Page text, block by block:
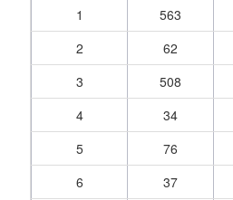
1 563
2
62
3
508
4
34
5
76
6
37